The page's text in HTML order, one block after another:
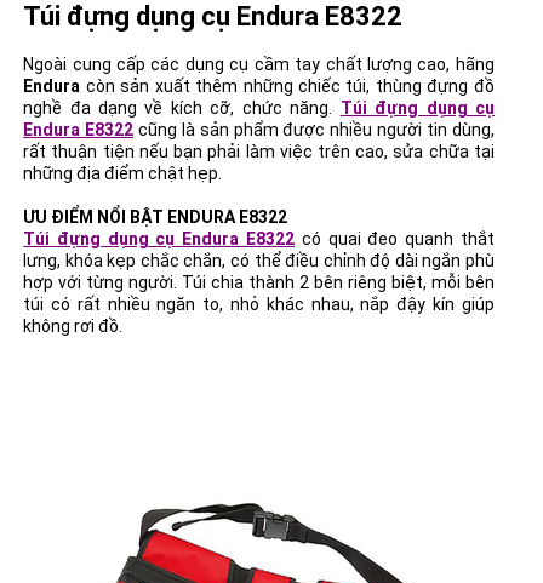
Túi đựng dụng cụ Endura E8322
Ngoài cung cấp các dụng cụ cầm tay chất lượng cao, hãng
Endura còn sản xuất thêm những chiếc túi, thùng đựng đồ
nghề đa dạng về kích cỡ, chức năng. Túi đựng dụng cụ
Endura E8322 cũng là sản phẩm được nhiều người tin dùng,
rất thuận tiện nếu bạn phải làm việc trên cao, sửa chữa tại
những địa điểm chật hẹp.
ƯU ĐIỂM NỔI BẬT ENDURA E8322
Túi đựng dụng cụ Endura E8322 có quai đeo quanh thắt
lưng, khóa kẹp chắc chắn, có thể điều chỉnh độ dài ngắn phù
hợp với từng người. Túi chia thành 2 bên riêng biệt, mỗi bên
túi có rất nhiều ngăn to, nhỏ khác nhau, nắp đậy kín giúp
không rơi đồ.